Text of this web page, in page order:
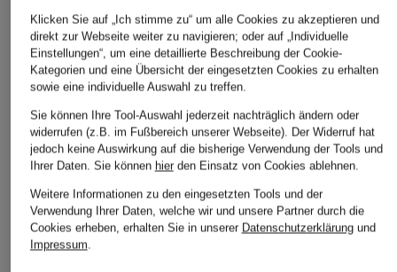
Klicken Sie auf „Ich stimme zu“ um alle Cookies zu akzeptieren und
direkt zur Webseite weiter zu navigieren; oder auf „Individuelle
Einstellungen“, um eine detaillierte Beschreibung der Cookie-
Kategorien und eine Übersicht der eingesetzten Cookies zu erhalten
sowie eine individuelle Auswahl zu treffen.
Sie können Ihre Tool-Auswahl jederzeit nachträglich ändern oder
widerrufen (z.B. im Fußbereich unserer Webseite). Der Widerruf hat
jedoch keine Auswirkung auf die bisherige Verwendung der Tools und
Ihrer Daten. Sie können hierden Einsatz von Cookies ablehnen.
Weitere Informationen zu den eingesetzten Tools und der
Verwendung Ihrer Daten, welche wir und unsere Partner durch die
Cookies erheben, erhalten Sie in unserer Datenschutzerklärungund
Impressum.